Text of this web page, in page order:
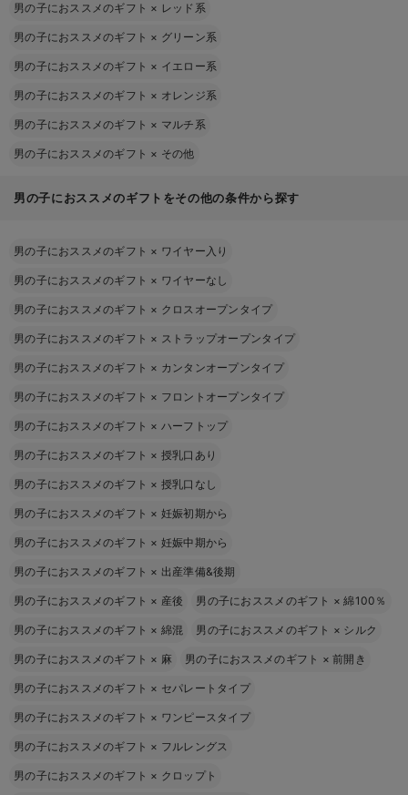
男の子におススメのギフト × レッド系
男の子におススメのギフト × グリーン系
男の子におススメのギフト × イエロー系
男の子におススメのギフト × オレンジ系
男の子におススメのギフト × マルチ系
男の子におススメのギフト × その他
男の子におススメのギフトをその他の条件から探す
男の子におススメのギフト × ワイヤー入り
男の子におススメのギフト × ワイヤーなし
男の子におススメのギフト × クロスオープンタイプ
男の子におススメのギフト × ストラップオープンタイプ
男の子におススメのギフト × カンタンオープンタイプ
男の子におススメのギフト × フロントオープンタイプ
男の子におススメのギフト × ハーフトップ
男の子におススメのギフト × 授乳口あり
男の子におススメのギフト × 授乳口なし
男の子におススメのギフト × 妊娠初期から
男の子におススメのギフト × 妊娠中期から
男の子におススメのギフト × 出産準備&後期
男の子におススメのギフト × 産後 男の子におススメのギフト ×綿100％
男の子におススメのギフト × 綿混 男の子におススメのギフト × シルク
男の子におススメのギフト × 麻 男の子におススメのギフト ×前開き
男の子におススメのギフト × セパレートタイプ
男の子におススメのギフト × ワンピースタイプ
男の子におススメのギフト × フルレングス
男の子におススメのギフト × クロップト